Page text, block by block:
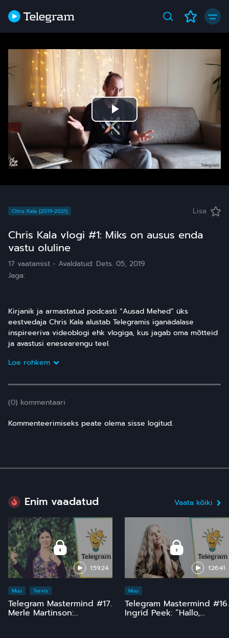
Play
Video
Chris Kala (2019-2021) Lisa
Chris Kala vlogi #1: Miks on ausus enda
vastu oluline
17 vaatamist Avaldatud: Dets. 05, 2019
Jaga:
Kirjanik ja armastatud podcasti “Ausad Mehed” üks
eestvedaja Chris Kala alustab Telegramis iganädalase
inspireeriva videoblogi ehk vlogiga, kus jagab oma mõtteid
ja avastusi enesearengu teel.
Loe rohkem
(0) kommentaari
Kommenteerimiseks peate olema sisse logitud.
Enim vaadatud Vaata kõiki
1:59:24
Muu Tervis
Telegram Mastermind #17.
Merle Martinson:
1:26:41
Muu
Telegram Mastermind #16.
Ingrid Peek: “Hallo,